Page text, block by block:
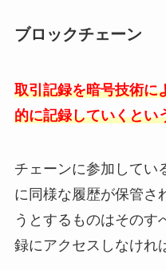
ブロックチェーン
取引記録を暗号技術に
的に記録していくとい
チェーンに参加してい
に同様な履歴が保管さ
うとするものはそのす
録にアクセスしなけれ